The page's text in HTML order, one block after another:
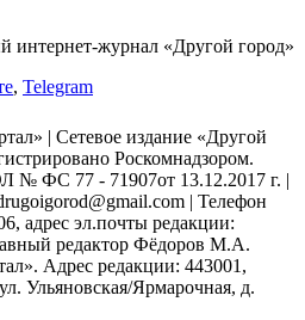
интернет-журнал «Другой город»
, Telegram
| Сетевое издание «Другой
Роскомнадзором.
№ ФС 77 - 71907от 13.12.2017 г. |
| Телефон
адрес эл.почты редакции:
редактор Фёдоров М.А.
Адрес редакции: 443001,
Ульяновская/Ярмарочная, д.